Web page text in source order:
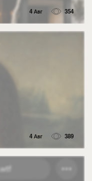
4 Авг 354
4 Авг 389